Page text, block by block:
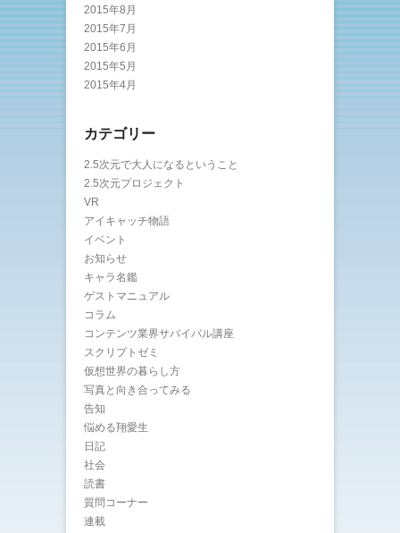
2015年8月
2015年7月
2015年6月
2015年5月
2015年4月
カテゴリー
2.5次元で大人になるということ
2.5次元プロジェクト
VR
アイキャッチ物語
イベント
お知らせ
キャラ名鑑
ゲストマニュアル
コラム
コンテンツ業界サバイバル講座
スクリプトゼミ
仮想世界の暮らし方
写真と向き合ってみる
告知
悩める翔愛生
日記
社会
読書
質問コーナー
連載